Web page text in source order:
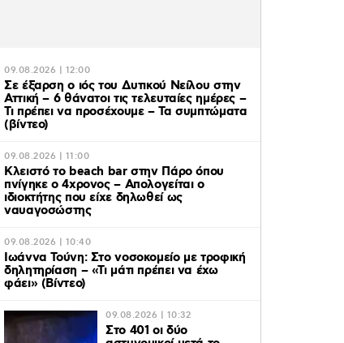
09.08.2026 | 12:00
Σε έξαρση ο ιός του Δυτικού Νείλου στην
Αττική – 6 θάνατοι τις τελευταίες ημέρες –
Τι πρέπει να προσέχουμε – Τα συμπτώματα
(βίντεο)
09.08.2026 | 11:00
Κλειστό το beach bar στην Πάρο όπου
πνίγηκε ο 4χρονος – Απολογείται ο
ιδιοκτήτης που είχε δηλωθεί ως
ναυαγοσώστης
09.08.2026 | 10:40
Ιωάννα Τούνη: Στο νοσοκομείο με τροφική
δηλητηρίαση – «Τι μάτι πρέπει να έχω
φάει» (Βίντεο)
09.08.2026 | 10:32
Στο 401 οι δύο